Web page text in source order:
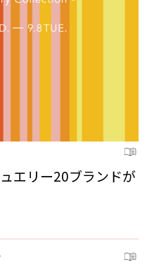
エリー20ブランドが